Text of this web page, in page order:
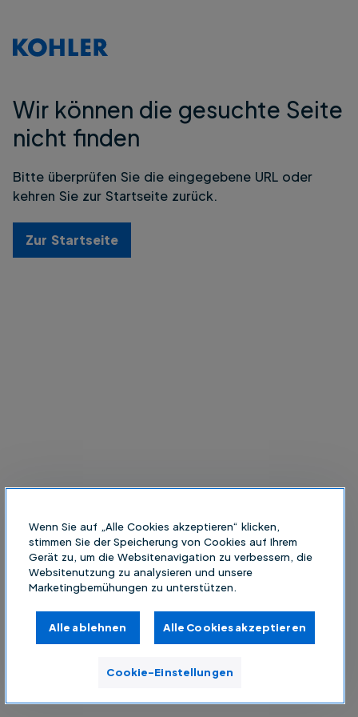
Wir können die gesuchte Seite
nicht finden
Bitte überprüfen Sie die eingegebene URL oder
kehren Sie zur Startseite zurück.
Zur Startseite
Wenn Sie auf „Alle Cookies akzeptieren“ klicken,
stimmen Sie der Speicherung von Cookies auf Ihrem
Gerät zu, um die Websitenavigation zu verbessern, die
Websitenutzung zu analysieren und unsere
Marketingbemühungen zu unterstützen.
Alle ablehnen Alle Cookies akzeptieren
Cookie-Einstellungen